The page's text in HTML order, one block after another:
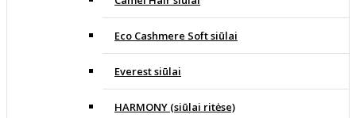
Eco Cashmere Soft siūlai
Everest siūlai
HARMONY (siūlai ritėse)